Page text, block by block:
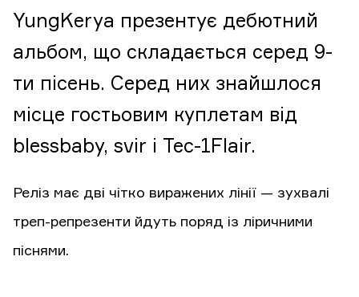
YungKerya презентує дебютний
альбом, що складається серед 9-
ти пісень. Серед них знайшлося
місце гостьовим куплетам від
blessbaby, svir і Tec-1Flair.
Реліз має дві чітко виражених лінії — зухвалі
треп-репрезенти йдуть поряд із ліричними
піснями.